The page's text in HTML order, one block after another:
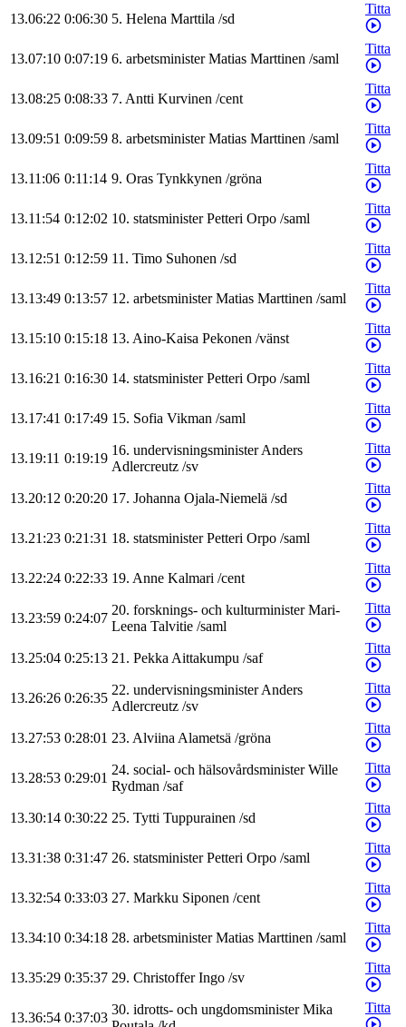
13.06:22 0:06:30 5. Helena Marttila /sd
Titta
13.07:10 0:07:19 6. arbetsminister Matias Marttinen /saml
Titta
13.08:25 0:08:33 7. Antti Kurvinen /cent
Titta
13.09:51 0:09:59 8. arbetsminister Matias Marttinen /saml
Titta
13.11:06 0:11:14 9. Oras Tynkkynen /gröna
Titta
13.11:54 0:12:02 10. statsminister Petteri Orpo /saml
Titta
13.12:51 0:12:59 11. Timo Suhonen /sd
Titta
13.13:49 0:13:57 12. arbetsminister Matias Marttinen /saml
Titta
13.15:10 0:15:18 13. Aino-Kaisa Pekonen /vänst
Titta
13.16:21 0:16:30 14. statsminister Petteri Orpo /saml
Titta
13.17:41 0:17:49 15. Sofia Vikman /saml
Titta
13.19:11 0:19:19
16. undervisningsministerAnders
Adlercreutz /sv
Titta
13.20:12 0:20:20 17. Johanna Ojala-Niemelä /sd
Titta
13.21:23 0:21:31 18. statsminister Petteri Orpo /saml
Titta
13.22:24 0:22:33 19. Anne Kalmari /cent
Titta
13.23:59 0:24:07
20. forsknings- och kulturminister Mari-
Leena Talvitie /saml
Titta
13.25:04 0:25:13 21. PekkaAittakumpu /saf
Titta
13.26:26 0:26:35
22. undervisningsministerAnders
Adlercreutz /sv
Titta
13.27:53 0:28:01 23. AlviinaAlametsä /gröna
Titta
13.28:53 0:29:01
24. social- och hälsovårdsminister Wille
Rydman /saf
Titta
13.30:14 0:30:22 25. Tytti Tuppurainen /sd
Titta
13.31:38 0:31:47 26. statsminister Petteri Orpo /saml
Titta
13.32:54 0:33:03 27. Markku Siponen /cent
Titta
13.34:10 0:34:18 28. arbetsminister Matias Marttinen /saml
Titta
13.35:29 0:35:37 29. Christoffer Ingo /sv
Titta
13.36:54 0:37:03
30. idrotts- och ungdomsminister Mika
Titta